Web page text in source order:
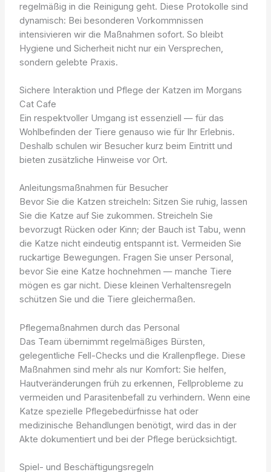
regelmäßig in die Reinigung geht. Diese Protokolle sind
dynamisch: Bei besonderen Vorkommnissen
intensivieren wir die Maßnahmen sofort. So bleibt
Hygiene und Sicherheit nicht nur ein Versprechen,
sondern gelebte Praxis.
Sichere Interaktion und Pflege der Katzen im Morgans
Cat Cafe
Ein respektvoller Umgang ist essenziell — für das
Wohlbefinden der Tiere genauso wie für Ihr Erlebnis.
Deshalb schulen wir Besucher kurz beim Eintritt und
bieten zusätzliche Hinweise vor Ort.
Anleitungsmaßnahmen für Besucher
Bevor Sie die Katzen streicheln: Sitzen Sie ruhig, lassen
Sie die Katze auf Sie zukommen. Streicheln Sie
bevorzugt Rücken oder Kinn; der Bauch ist Tabu, wenn
die Katze nicht eindeutig entspannt ist. Vermeiden Sie
ruckartige Bewegungen. Fragen Sie unser Personal,
bevor Sie eine Katze hochnehmen — manche Tiere
mögen es gar nicht. Diese kleinen Verhaltensregeln
schützen Sie und die Tiere gleichermaßen.
Pflegemaßnahmen durch das Personal
Das Team übernimmt regelmäßiges Bürsten,
gelegentliche Fell-Checks und die Krallenpflege. Diese
Maßnahmen sind mehr als nur Komfort: Sie helfen,
Hautveränderungen früh zu erkennen, Fellprobleme zu
vermeiden und Parasitenbefall zu verhindern. Wenn eine
Katze spezielle Pflegebedürfnisse hat oder
medizinische Behandlungen benötigt, wird das in der
Akte dokumentiert und bei der Pflege berücksichtigt.
Spiel- und Beschäftigungsregeln